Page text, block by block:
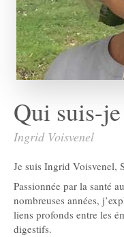
Qui suis-
Ingrid Voisvenel
Je suis Ingrid Voisvenel,
Passionnée par la santé
nombreuses années,
liens profonds entre les
digestifs.